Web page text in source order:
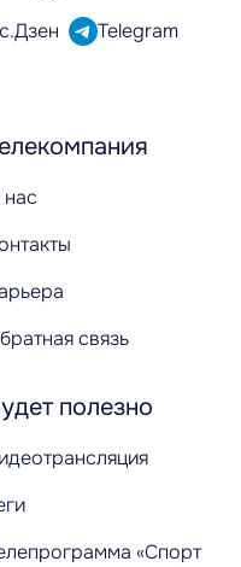
связь
полезно
«Спорт
Telegram